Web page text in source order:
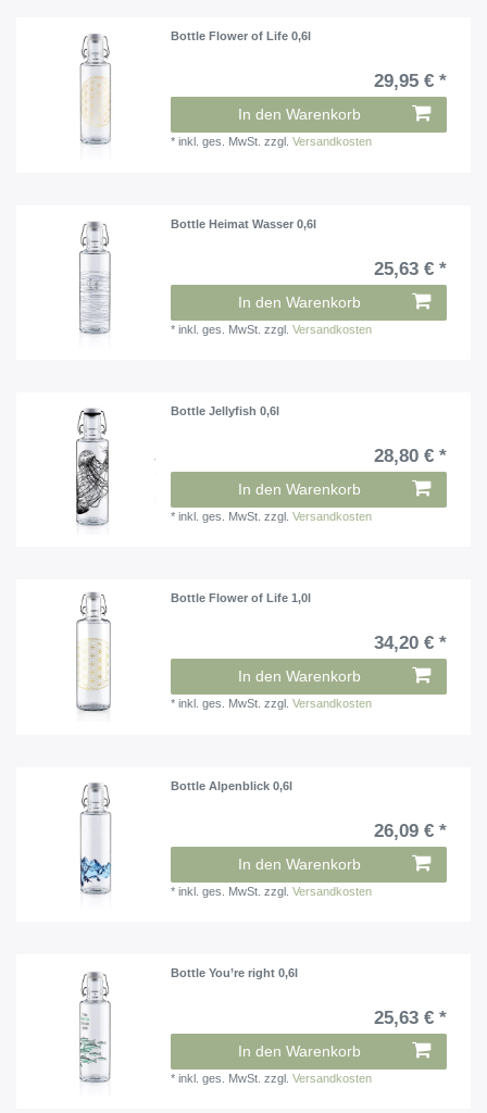
Bottle Flower of Life 0,6l
29,95 € *
In den Warenkorb
*inkl. ges. MwSt. zzgl.Versandkosten
Bottle Heimat Wasser 0,6l
25,63 € *
In den Warenkorb
*inkl. ges. MwSt. zzgl.Versandkosten
Bottle Jellyfish 0,6l
28,80 € *
In den Warenkorb
*inkl. ges. MwSt. zzgl.Versandkosten
Bottle Flower of Life 1,0l
34,20 € *
In den Warenkorb
*inkl. ges. MwSt. zzgl.Versandkosten
Bottle Alpenblick 0,6l
26,09 € *
In den Warenkorb
*inkl. ges. MwSt. zzgl.Versandkosten
Bottle You’re right 0,6l
25,63 € *
In den Warenkorb
*inkl. ges. MwSt. zzgl.Versandkosten